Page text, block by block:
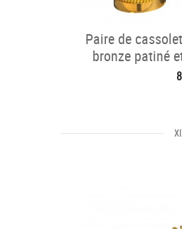
Paire de
bronze patiné